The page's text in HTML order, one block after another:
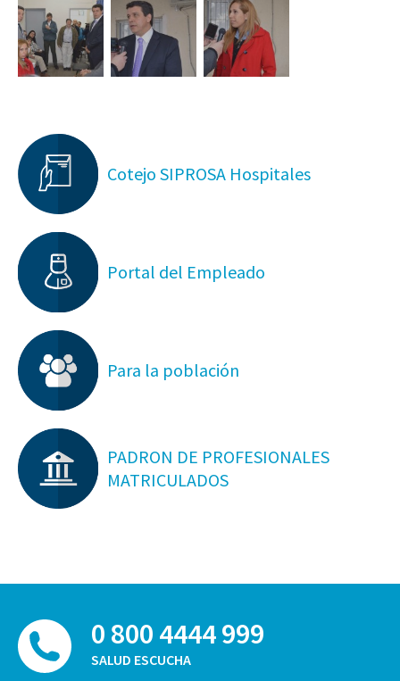
Cotejo SIPROSA Hospitales
Portal del Empleado
Para la población
PADRON DE PROFESIONALES
MATRICULADOS
0 800 4444 999
SALUD ESCUCHA